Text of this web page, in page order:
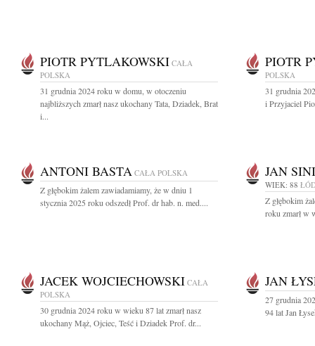
PIOTR PYTLAKOWSKI CAŁA
POLSKA
31 grudnia 2024 roku w domu, w otoczeniu
najbliższych zmarł nasz ukochany Tata, Dziadek, Brat
i...
PIOTR
POLSKA
31 grudnia
i Przyjaciel
ANTONI BASTA CAŁA POLSKA
Z głębokim żalem zawiadamiamy, że w dniu 1
stycznia 2025 roku odszedł Prof. dr hab. n. med....
JAN
WIEK: 88
Z głębokim
roku zmarł w
JACEK WOJCIECHOWSKI CAŁA
POLSKA
30 grudnia 2024 roku w wieku 87 lat zmarł nasz
ukochany Mąż, Ojciec, Teść i Dziadek Prof. dr...
JAN
27 grudnia
94 lat Jan